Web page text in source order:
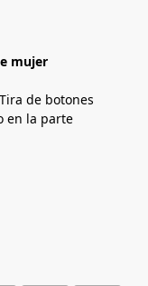
mujer
de botones
en la parte